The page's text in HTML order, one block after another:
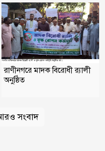
রাণীনগরে মাদক বিরোধী র‌্যালী
অনুষ্ঠিত
সংবাদ